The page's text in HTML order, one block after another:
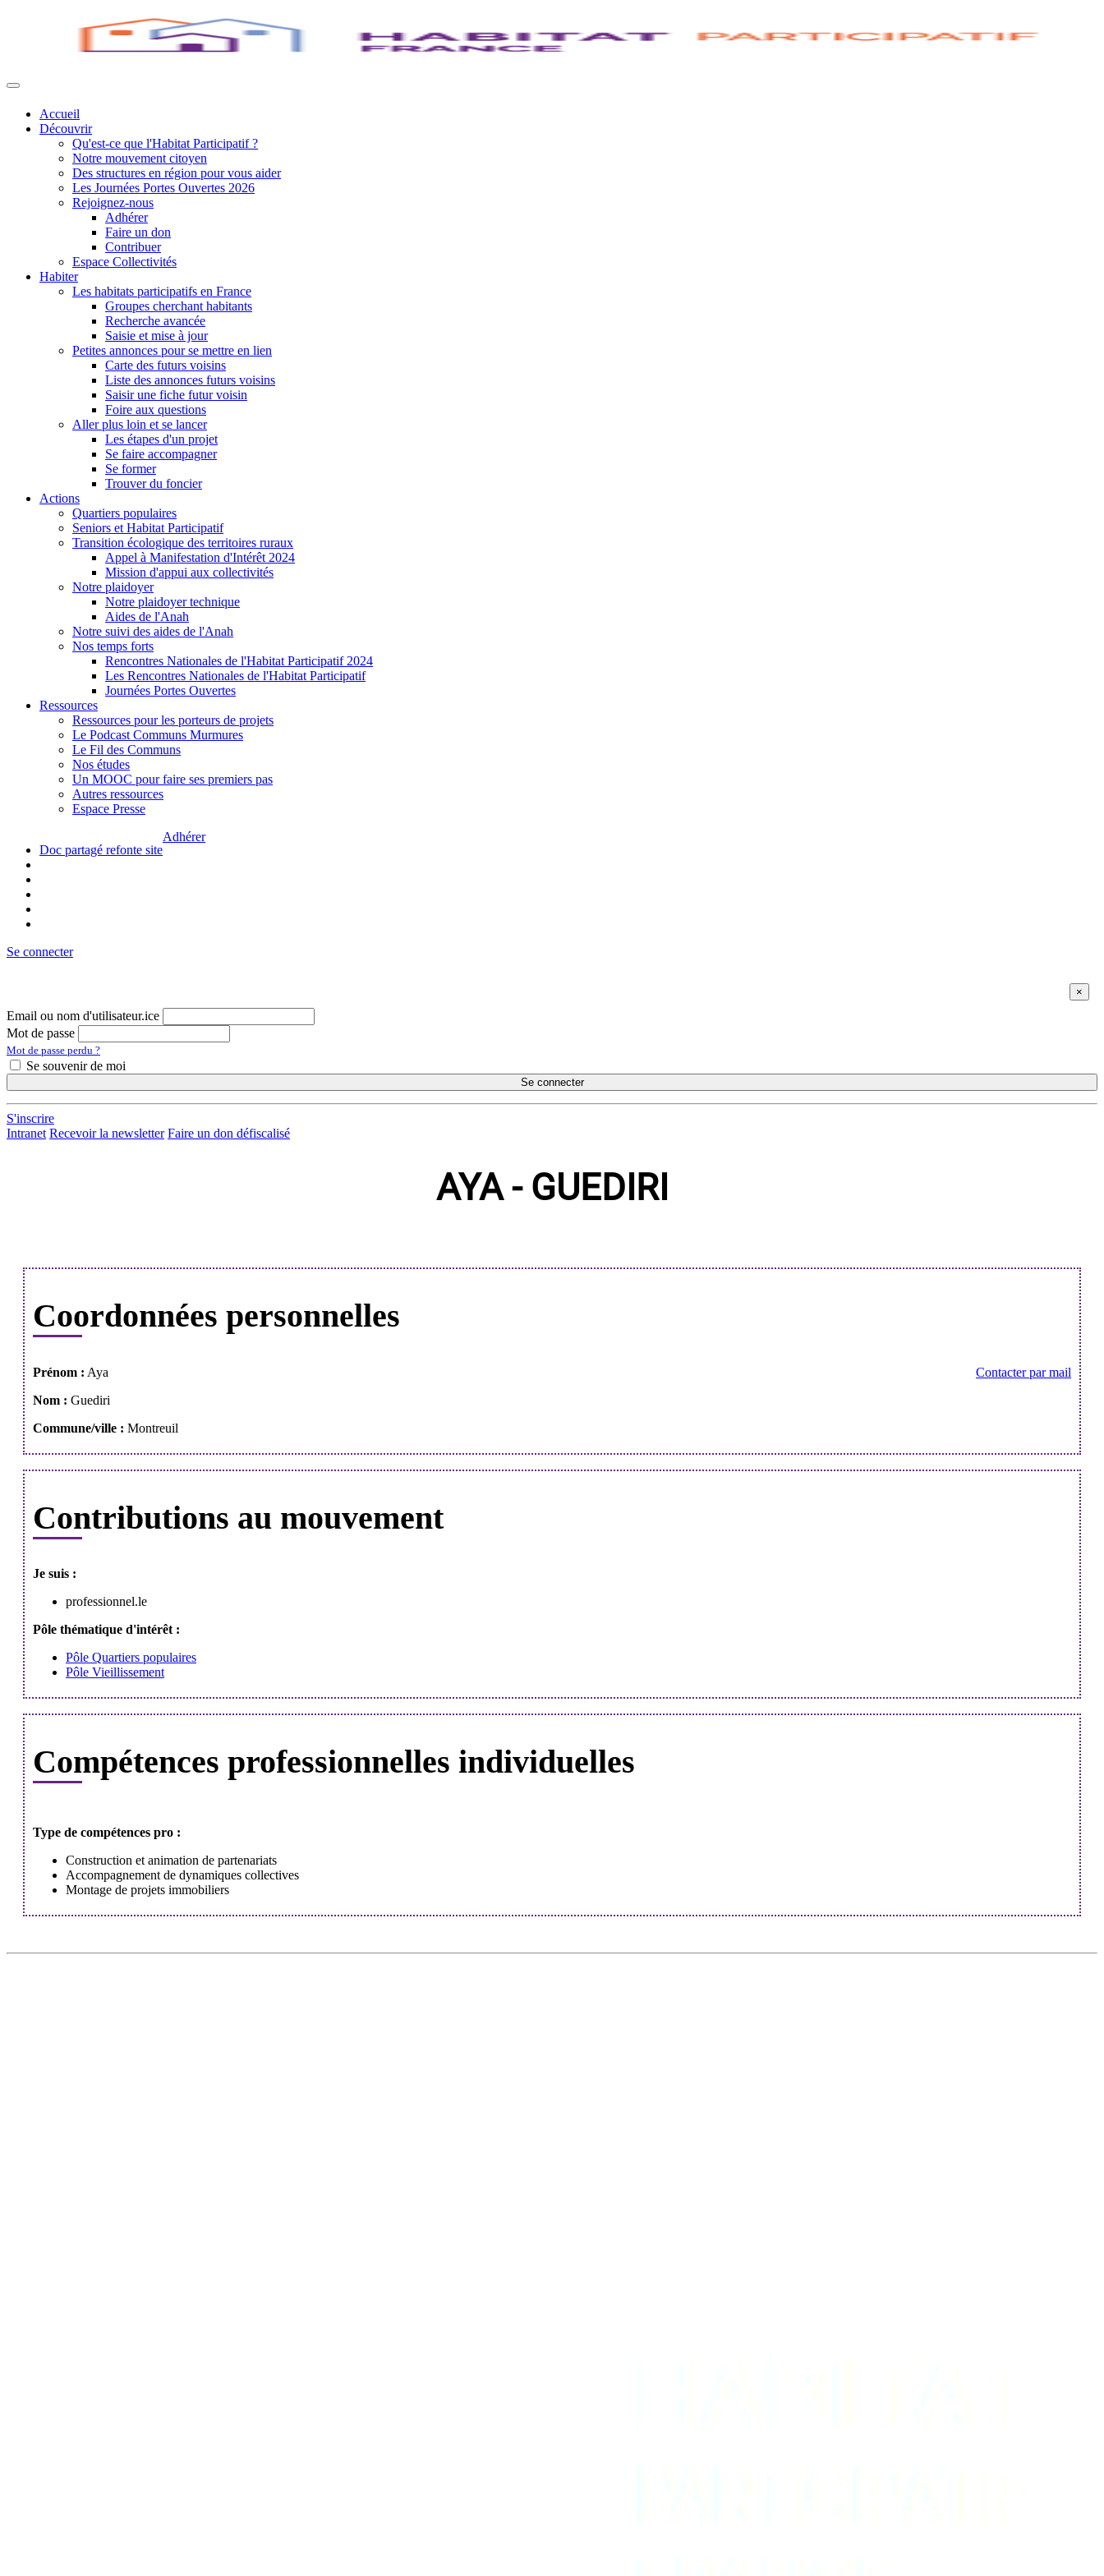
Accueil
Découvrir
Qu'est-ce que l'Habitat Participatif ?
Notre mouvement citoyen
Des structures en région pour vous aider
Les Journées Portes Ouvertes 2026
Rejoignez-nous
Adhérer
Faire un don
Contribuer
Espace Collectivités
Habiter
Les habitats participatifs en France
Groupes cherchant habitants
Recherche avancée
Saisie et mise à jour
Petites annonces pour se mettre en lien
Carte des futurs voisins
Liste des annonces futurs voisins
Saisir une fiche futur voisin
Foire aux questions
Aller plus loin et se lancer
Les étapes d'un projet
Se faire accompagner
Se former
Trouver du foncier
Actions
Quartiers populaires
Seniors et Habitat Participatif
Transition écologique des territoires ruraux
Appel à Manifestation d'Intérêt 2024
Mission d'appui aux collectivités
Notre plaidoyer
Notre plaidoyer technique
Aides de l'Anah
Notre suivi des aides de l'Anah
Nos temps forts
Rencontres Nationales de l'Habitat Participatif 2024
Les Rencontres Nationales de l'Habitat Participatif
Journées Portes Ouvertes
Ressources
Ressources pour les porteurs de projets
Le Podcast Communs Murmures
Le Fil des Communs
Nos études
Un MOOC pour faire ses premiers pas
Autres ressources
Espace Presse
Doc partagé refonte site
Adhérer
Se connecter
Email ou nom d'utilisateur.ice
Mot de passe
Mot de passe perdu ?
Se souvenir de moi
Se connecter
S'inscrire
Intranet Recevoir la newsletter Faire un don défiscalisé
AYA - GUEDIRI
Coordonnées personnelles
Contacter par mail
Prénom : Aya
Nom : Guediri
Commune/ville : Montreuil
Contributions au mouvement
Je suis :
professionnel.le
Pôle thématique d'intérêt :
Pôle Quartiers populaires
Pôle Vieillissement
Compétences professionnelles individuelles
Type de compétences pro :
Construction et animation de partenariats
Accompagnement de dynamiques collectives
Montage de projets immobiliers